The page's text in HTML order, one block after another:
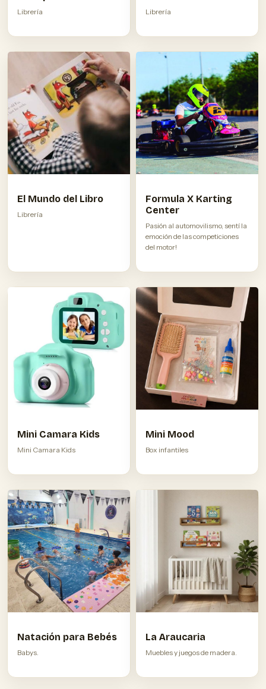
Librería Librería
El Mundo del Libro
Librería
Formula X Karting
Center
Pasión al automovilismo, sentí la
emoción de las competiciones
del motor!
Mini Camara Kids
Mini Camara Kids
Mini Mood
Box infantiles
Natación para Bebés
Babys.
La Araucaria
Muebles y juegos de madera.